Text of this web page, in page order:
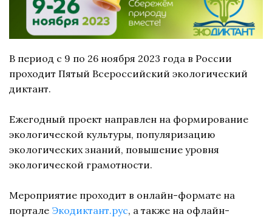
В период с 9 по 26 ноября 2023 года в России
проходит Пятый Всероссийский экологический
диктант.
Ежегодный проект направлен на формирование
экологической культуры, популяризацию
экологических знаний, повышение уровня
экологической грамотности.
Мероприятие проходит в онлайн-формате на
портале Экодиктант.рус, а также на офлайн-